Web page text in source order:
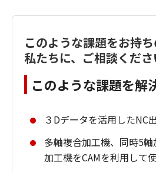
このような課題をお持ち
私たちに、ご相談くださ
このような課題を解
３Dデータを活用したNC
多軸複合加工機、同時5
加工機をCAMを利用して